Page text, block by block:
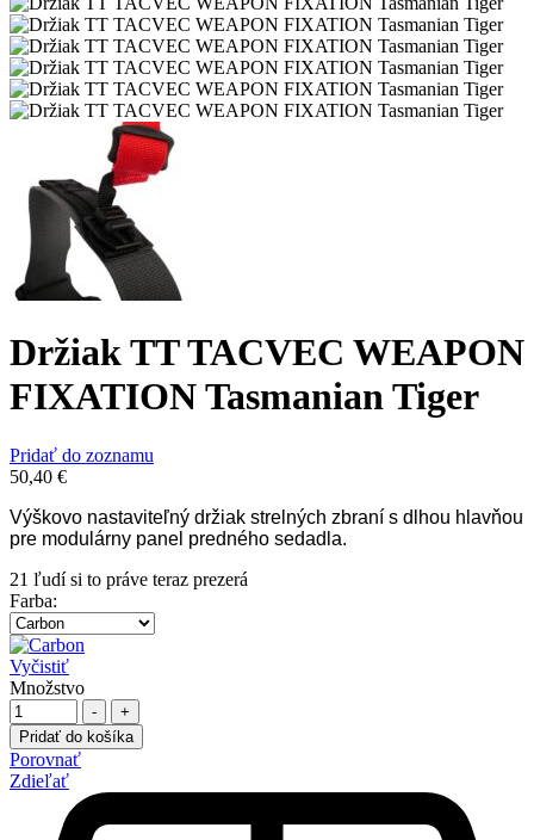
Držiak TT TACVEC WEAPON
FIXATION Tasmanian Tiger
Pridať do zoznamu
50,40 €
Výškovo nastaviteľný držiak strelných zbraní s dlhou hlavňou
pre modulárny panel predného sedadla.
21 ľudí si to práve teraz prezerá
Farba:
Vyčistiť
Množstvo
-
+
Pridať do košíka
Porovnať
Zdieľať